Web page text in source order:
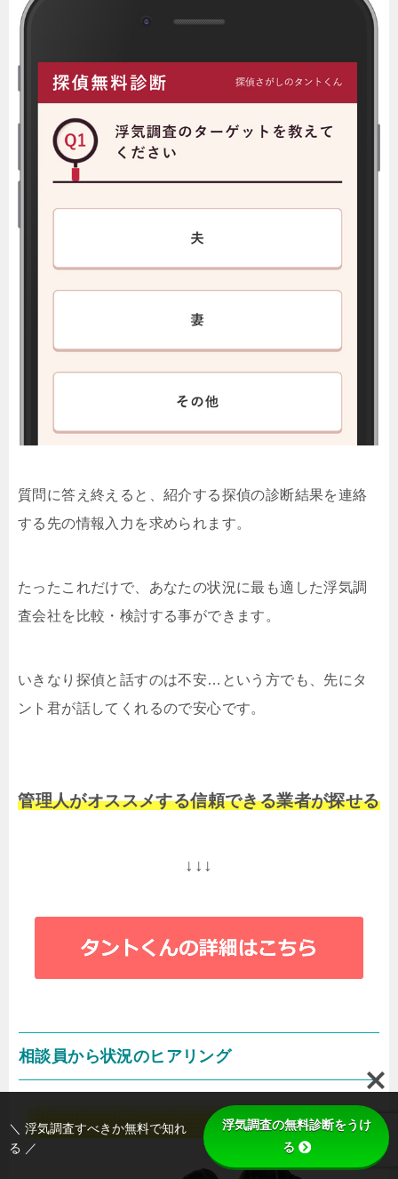
質問に答え終えると、紹介する探偵の診断結果を連絡
する先の情報入力を求められます。
たったこれだけで、あなたの状況に最も適した浮気調
査会社を比較・検討する事ができます。
いきなり探偵と話すのは不安…という方でも、先にタ
ント君が話してくれるので安心です。
管理人がオススメする信頼できる業者が探せる
↓↓↓
相談員から状況のヒアリング
＼ 浮気調査すべきか無料で知れ
る ／
浮気調査の無料診断をうけ
る